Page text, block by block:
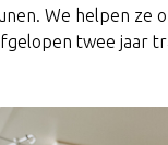
We helpen ze
twee jaar